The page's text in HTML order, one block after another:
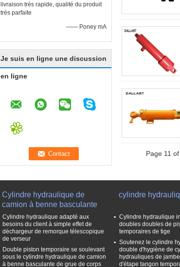
livraison très rapide, qualité du produit
très parfaite
—— Poney mA
Je suis en ligne une discussion
en ligne
Page 11
Cylindre hydraulique de
camion à benne basculante
Cylindre hydraulique adapté aux
besoins du client à simple effet de
déchargeur de remorque télescopique
de verseur
Double piston temporaire se soulevant
sous le cylindre hydraulique de camion
à benne basculante de grue de corps
cylindre
Cylindre hydraulique
doubles doubles de
temporaires de tige
Soutenez le cylindre
double d'hygiène de
hydrauliques de
d'étape tangon